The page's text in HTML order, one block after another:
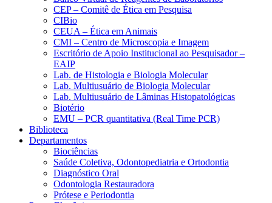
CEP – Comitê de Ética em Pesquisa
CIBio
CEUA – Ética em Animais
CMI – Centro de Microscopia e Imagem
Escritório de Apoio Institucional ao Pesquisador –
EAIP
Lab. de Histologia e Biologia Molecular
Lab. Multiusuário de Biologia Molecular
Lab. Multiusuário de Lâminas Histopatológicas
Biotério
EMU – PCR quantitativa (Real Time PCR)
Biblioteca
Departamentos
Biociências
Saúde Coletiva, Odontopediatria e Ortodontia
Diagnóstico Oral
Odontologia Restauradora
Prótese e Periodontia